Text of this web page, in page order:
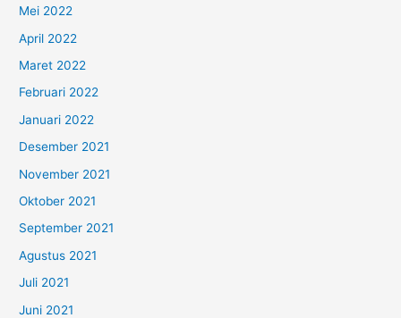
Mei 2022
April 2022
Maret 2022
Februari 2022
Januari 2022
Desember 2021
November 2021
Oktober 2021
September 2021
Agustus 2021
Juli 2021
Juni 2021